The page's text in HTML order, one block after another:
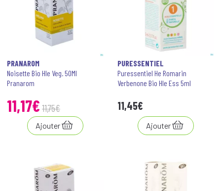
PRANAROM
Noisette Bio Hle Veg. 50Ml
Pranarom
11,17€ 11,75€
Ajouter
PURESSENTIEL
Puressentiel He Romarin
Verbenone Bio Hle Ess 5ml
11,45€
Ajouter